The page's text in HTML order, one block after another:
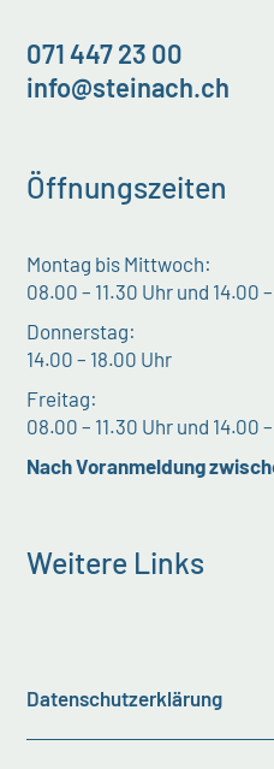
071 447 23 00
info@steinach.ch
Öffnungszeiten
Montag bis Mittwoch:
08.00 – 11.30 Uhr und 14.00
Donnerstag:
14.00 – 18.00 Uhr
Freitag:
08.00 – 11.30 Uhr und 14.00
Nach Voranmeldung
Weitere Links
Datenschutzerklärung